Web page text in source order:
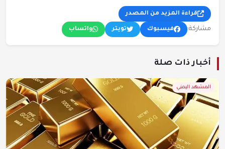
قراءة المزيد من المصدر
مشاركة: فيسبوك تويتر واتساب
أخبار ذات صلة
المشهد اليمني